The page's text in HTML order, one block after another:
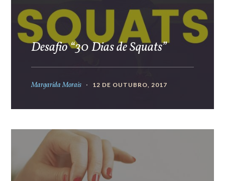
Desafio “30 Dias de Squats”
Margarida Morais 12 DE OUTUBRO, 2017